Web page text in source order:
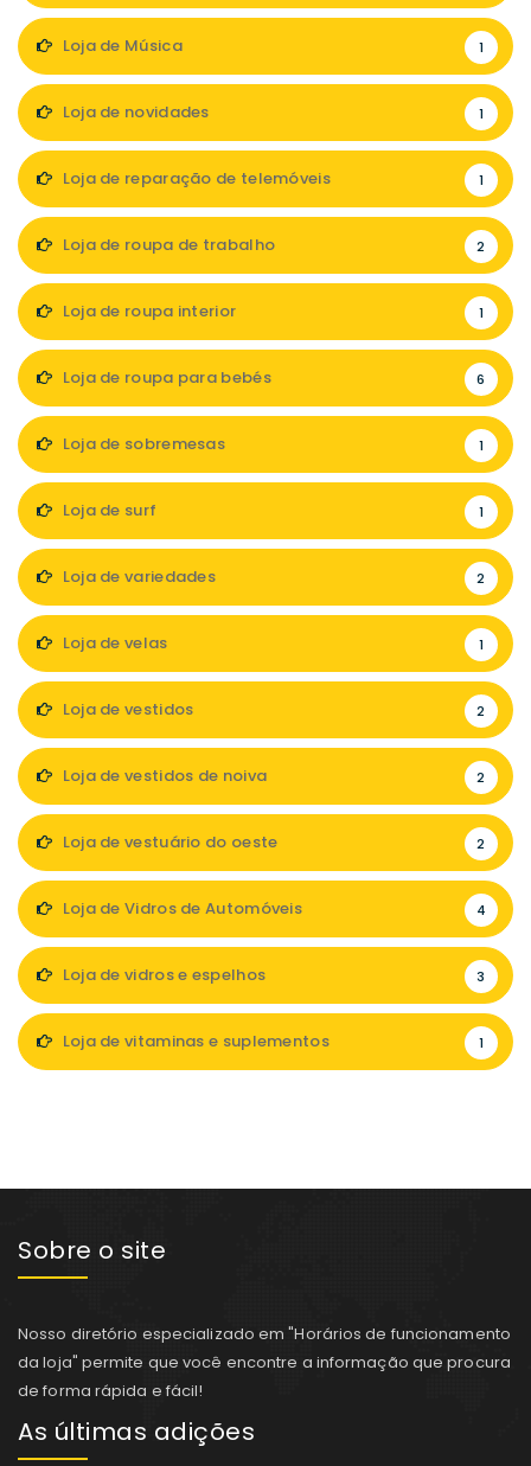
Loja de Música 1
Loja de novidades 1
Loja de reparação de telemóveis 1
Loja de roupa de trabalho 2
Loja de roupa interior 1
Loja de roupa para bebés 6
Loja de sobremesas 1
Loja de surf 1
Loja de variedades 2
Loja de velas 1
Loja de vestidos 2
Loja de vestidos de noiva 2
Loja de vestuário do oeste 2
Loja de Vidros de Automóveis 4
Loja de vidros e espelhos 3
Loja de vitaminas e suplementos 1
Sobre o site
Nosso diretório especializado em "Horários de funcionamento
da loja" permite que você encontre a informação que procura
de forma rápida e fácil!
As últimas adições